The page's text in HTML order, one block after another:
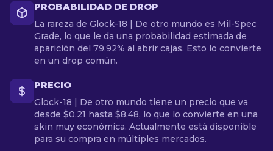
PROBABILIDAD DE DROP
La rareza de Glock-18 | De otro mundo es Mil-Spec
Grade, lo que le da una probabilidad estimada de
aparición del 79.92% al abrir cajas. Esto lo convierte
en un drop común.
PRECIO
Glock-18 | De otro mundo tiene un precio que va
desde $0.21 hasta $8.48, lo que lo convierte en una
skin muy económica. Actualmente está disponible
para su compra en múltiples mercados.